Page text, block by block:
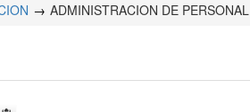
ADMINISTRACION DE PERSONAL